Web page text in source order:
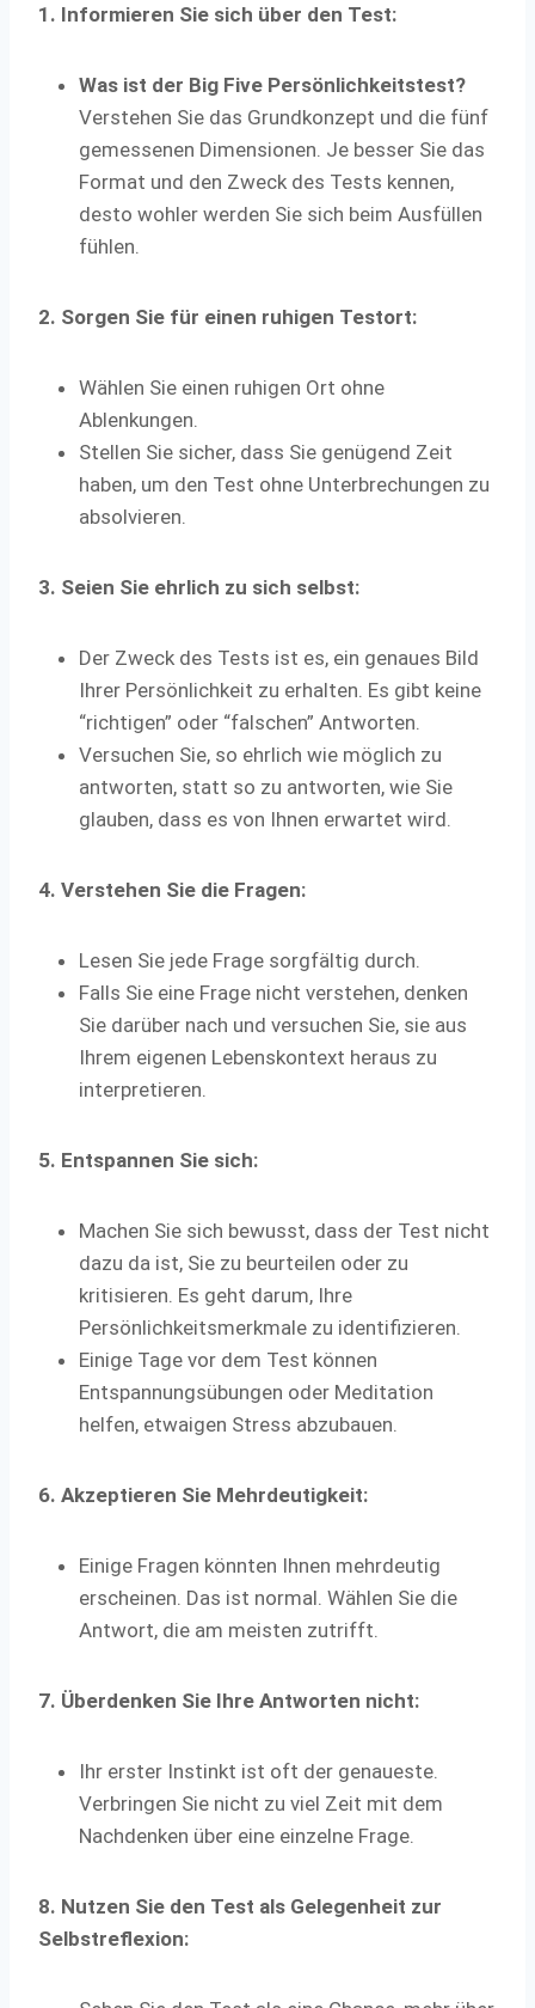
1. Informieren Sie sich über den Test:
Was ist der Big Five Persönlichkeitstest?
Verstehen Sie das Grundkonzept und die fünf
gemessenen Dimensionen. Je besser Sie das
Format und den Zweck des Tests kennen,
desto wohler werden Sie sich beim Ausfüllen
fühlen.
2. Sorgen Sie für einen ruhigen Testort:
Wählen Sie einen ruhigen Ort ohne
Ablenkungen.
Stellen Sie sicher, dass Sie genügend Zeit
haben, um den Test ohne Unterbrechungen zu
absolvieren.
3. Seien Sie ehrlich zu sich selbst:
Der Zweck des Tests ist es, ein genaues Bild
Ihrer Persönlichkeit zu erhalten. Es gibt keine
“richtigen” oder “falschen” Antworten.
Versuchen Sie, so ehrlich wie möglich zu
antworten, statt so zu antworten, wie Sie
glauben, dass es von Ihnen erwartet wird.
4. Verstehen Sie die Fragen:
Lesen Sie jede Frage sorgfältig durch.
Falls Sie eine Frage nicht verstehen, denken
Sie darüber nach und versuchen Sie, sie aus
Ihrem eigenen Lebenskontext heraus zu
interpretieren.
5. Entspannen Sie sich:
Machen Sie sich bewusst, dass der Test nicht
dazu da ist, Sie zu beurteilen oder zu
kritisieren. Es geht darum, Ihre
Persönlichkeitsmerkmale zu identifizieren.
Einige Tage vor dem Test können
Entspannungsübungen oder Meditation
helfen, etwaigen Stress abzubauen.
6. Akzeptieren Sie Mehrdeutigkeit:
Einige Fragen könnten Ihnen mehrdeutig
erscheinen. Das ist normal. Wählen Sie die
Antwort, die am meisten zutrifft.
7. Überdenken Sie Ihre Antworten nicht:
Ihr erster Instinkt ist oft der genaueste.
Verbringen Sie nicht zu viel Zeit mit dem
Nachdenken über eine einzelne Frage.
8. Nutzen Sie den Test als Gelegenheit zur
Selbstreflexion: